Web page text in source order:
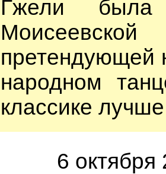
Гжели была
претендующей
народном
классике
6 октября